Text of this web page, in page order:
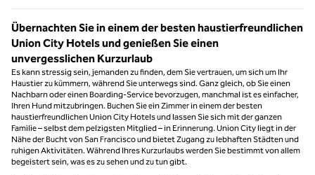
Übernachten Sie in einem der besten haustierfreundlichen
Union City Hotels und genießen Sie einen
unvergesslichen Kurzurlaub
Es kann stressig sein, jemanden zu finden, dem Sie vertrauen, um sich um Ihr
Haustier zu kümmern, während Sie unterwegs sind. Ganz gleich, ob Sie einen
Nachbarn oder einen Boarding-Service bevorzugen, manchmal ist es einfacher,
Ihren Hund mitzubringen. Buchen Sie ein Zimmer in einem der besten
haustierfreundlichen Union City Hotels und lassen Sie sich mit der ganzen
Familie – selbst dem pelzigsten Mitglied – in Erinnerung. Union City liegt in der
Nähe der Bucht von San Francisco und bietet Zugang zu lebhaften Städten und
ruhigen Aktivitäten. Während Ihres Kurzurlaubs werden Sie bestimmt von allem
begeistert sein, was es zu sehen und zu tun gibt.